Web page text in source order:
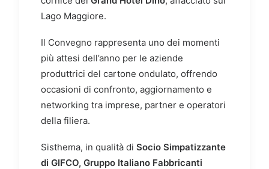
Lago Maggiore.
Il Convegno rappresenta uno dei momenti
più attesi dell’anno per le aziende
produttrici del cartone ondulato, offrendo
occasioni di confronto, aggiornamento e
networking tra imprese, partner e operatori
della filiera.
Sisthema, in qualità di Socio Simpatizzante
di GIFCO, Gruppo Italiano Fabbricanti